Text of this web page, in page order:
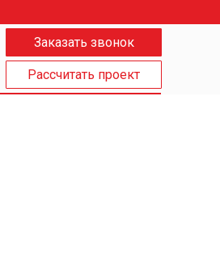
Заказать звонок
Рассчитать проект